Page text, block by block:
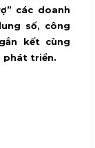
các doanh
số, công
kết cùng
phát triển.